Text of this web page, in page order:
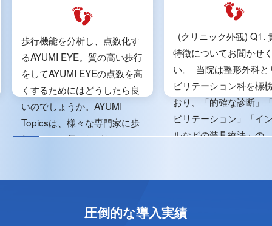
歩行機能を分析し、点数化す
るAYUMI EYE。質の高い歩行
をしてAYUMI EYEの点数を高
くするためにはどうしたら良
いのでしょうか。AYUMI
Topicsは、様々な専門家に歩
行について伺いながら...
(クリニック外観) Q1.
特徴についてお聞かせ
い。 当院は整形外科と
ビリテーション科を標
おり、「的確な診断」
ビリテーション」「イ
ルなどの装具療法」の...
圧倒的な導入実績